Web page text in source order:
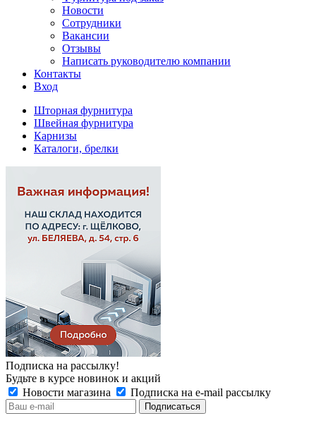
Новости
Сотрудники
Вакансии
Отзывы
Написать руководителю компании
Контакты
Вход
Шторная фурнитура
Швейная фурнитура
Карнизы
Каталоги, брелки
Подписка на рассылку!
Будьте в курсе новинок и акций
Новости магазина
Подписка на e-mail рассылку